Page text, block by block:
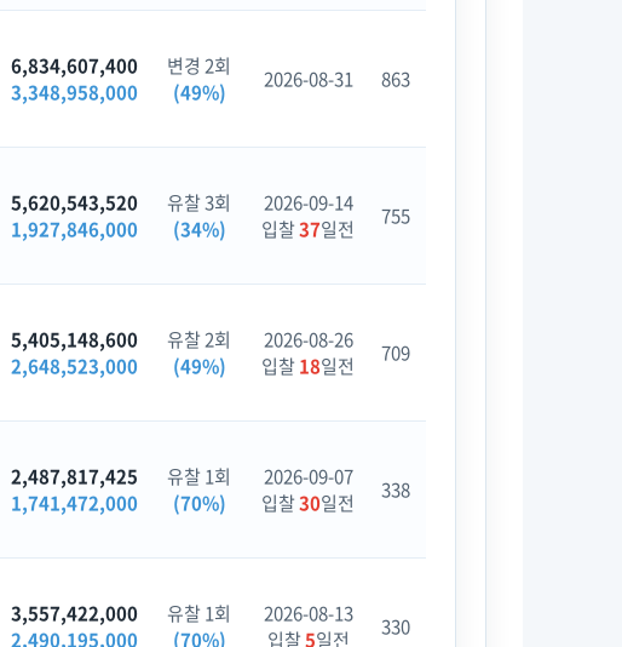
6,834,607,400
3,348,958,000
변경 2회
(49%)
2026-08-31 863
5,620,543,520
1,927,846,000
유찰 3회
(34%)
2026-09-14
입찰37일전 755
5,405,148,600
2,648,523,000
유찰 2회
(49%)
2026-08-26
입찰18일전 709
2,487,817,425
1,741,472,000
유찰 1회
(70%)
2026-09-07
입찰30일전 338
3,557,422,000
2,490,195,000
유찰 1회
(70%)
2026-08-13
입찰5일전 330